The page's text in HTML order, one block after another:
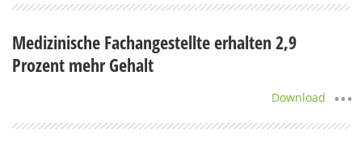
Medizinische Fachangestellte erhalten 2,9
Prozent mehr Gehalt
Download